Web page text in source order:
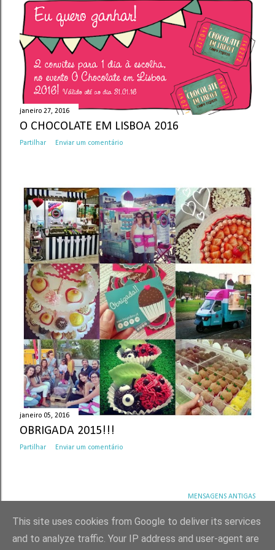
n
s
janeiro 27, 2016
O CHOCOLATE EM LISBOA 2016
Partilhar Enviar um comentário
janeiro 05, 2016
OBRIGADA 2015!!!
Partilhar Enviar um comentário
MENSAGENS ANTIGAS
This site uses cookies from Google to deliver its services
and to analyze traffic. Your IP address and user-agent are